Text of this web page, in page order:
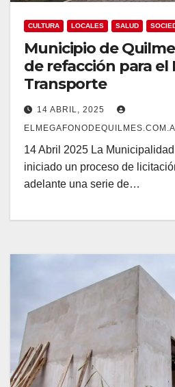
CULTURA LOCALES SALUD
Municipio de
de refacción para el
Transporte
14 ABRIL, 2025
14 Abril 2025 La
iniciado un proceso de
adelante una serie de…